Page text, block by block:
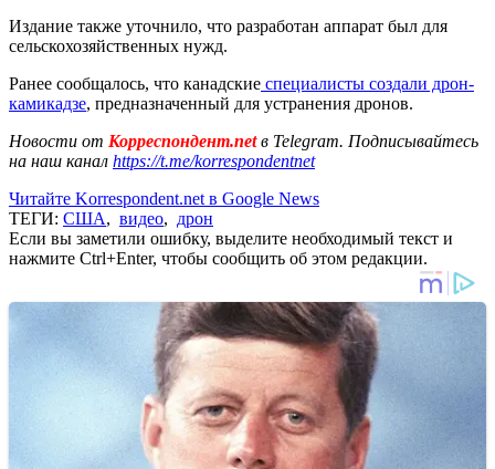
Издание также уточнило, что разработан аппарат был для
сельскохозяйственных нужд.
Ранее сообщалось, что канадские специалисты создали дрон-
камикадзе, предназначенный для устранения дронов.
Новости от Корреспондент.netв Telegram. Подписывайтесь
на наш канал https://t.me/korrespondentnet
Читайте Korrespondent.net в Google News
ТЕГИ: США, видео, дрон
Если вы заметили ошибку, выделите необходимый текст и
нажмите Ctrl+Enter, чтобы сообщить об этом редакции.